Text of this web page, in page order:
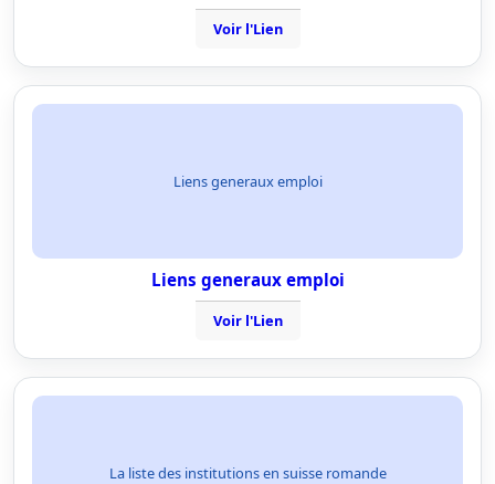
Voir l'Lien
Liens generaux emploi
Liens generaux emploi
Voir l'Lien
La liste des institutions en suisse romande